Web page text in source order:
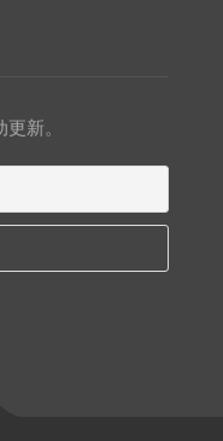
新。